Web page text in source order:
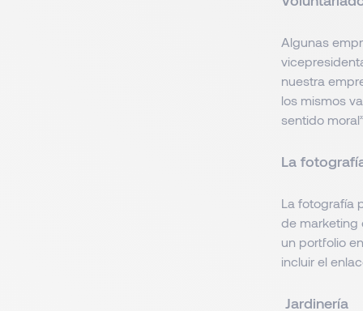
Algunas
nuestra
los mismos
sentido
La
La fotografía
de marketing
un portfolio
incluir el
Jardinería